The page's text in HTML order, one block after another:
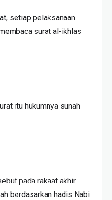
setiap pelaksanaan
surat al-ikhlas
itu hukumnya sunah
pada rakaat akhir
berdasarkan hadis Nabi